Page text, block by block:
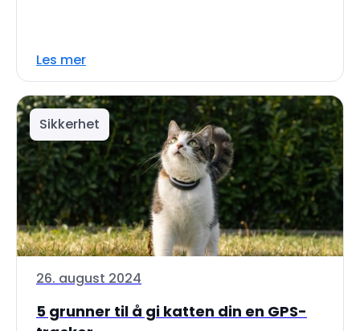
Les mer
Sikkerhet
26. august 2024
5 grunner til å gi katten din en GPS-